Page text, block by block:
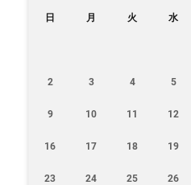
日 月 火 水
2 3 4 5
9 10 11 12
16 17 18 19
23 24 25 26